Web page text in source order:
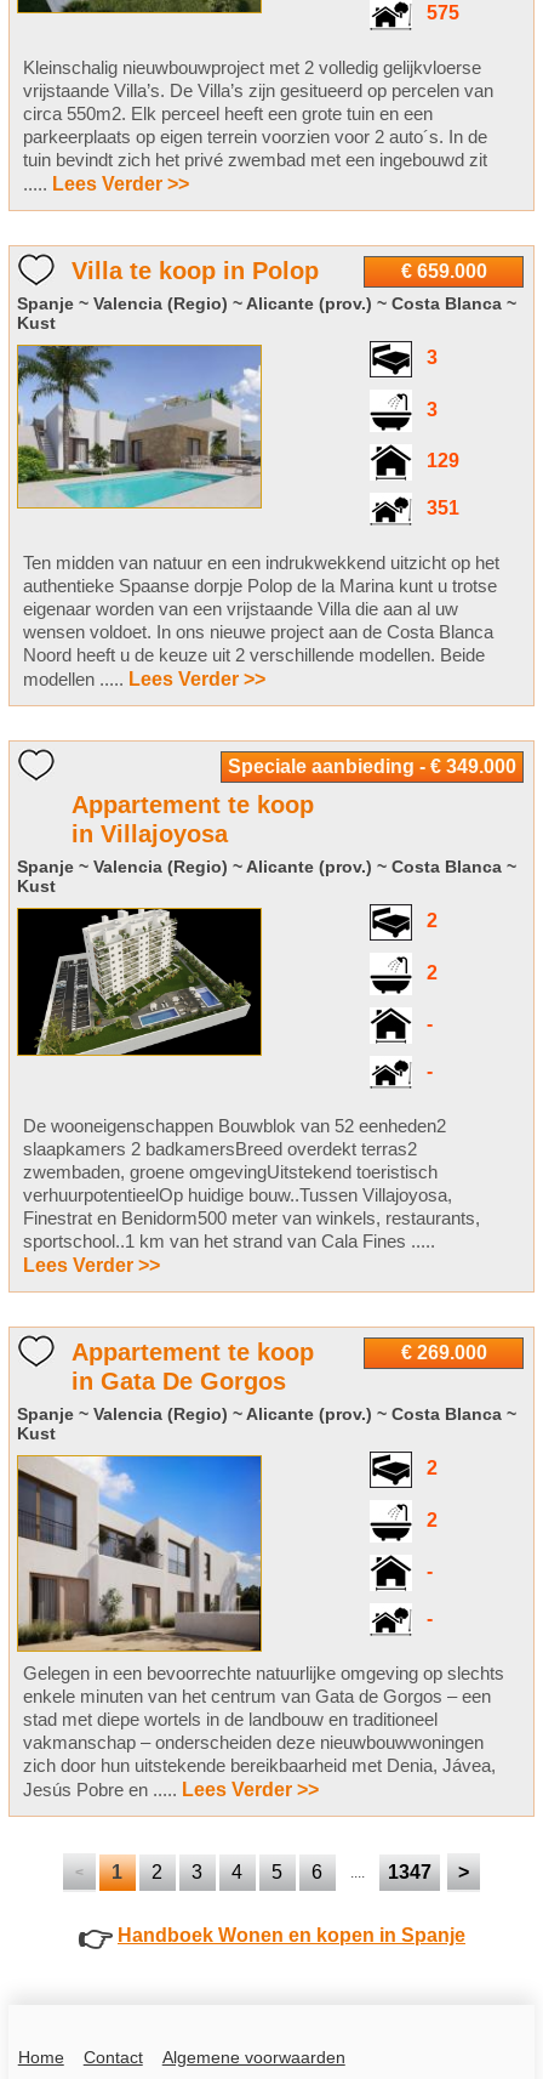
575
Kleinschalig nieuwbouwproject met 2 volledig gelijkvloerse
vrijstaande Villa’s. De Villa’s zijn gesitueerd op percelen van
circa 550m2. Elk perceel heeft een grote tuin en een
parkeerplaats op eigen terrein voorzien voor 2 auto´s. In de
tuin bevindt zich het privé zwembad met een ingebouwd zit
..... Lees Verder >>
€ 659.000
Villa te koop in Polop
Spanje ~ Valencia (Regio) ~ Alicante (prov.) ~ Costa Blanca ~
Kust
3
3
129
351
Ten midden van natuur en een indrukwekkend uitzicht op het
authentieke Spaanse dorpje Polop de la Marina kunt u trotse
eigenaar worden van een vrijstaande Villa die aan al uw
wensen voldoet. In ons nieuwe project aan de Costa Blanca
Noord heeft u de keuze uit 2 verschillende modellen. Beide
modellen ..... Lees Verder >>
Speciale aanbieding - € 349.000
Appartement te koop
in Villajoyosa
Spanje ~ Valencia (Regio) ~ Alicante (prov.) ~ Costa Blanca ~
Kust
2
2
-
-
De wooneigenschappen Bouwblok van 52 eenheden2
slaapkamers 2 badkamersBreed overdekt terras2
zwembaden, groene omgevingUitstekend toeristisch
verhuurpotentieelOp huidige bouw..Tussen Villajoyosa,
Finestrat en Benidorm500 meter van winkels, restaurants,
sportschool..1 km van het strand van Cala Fines .....
Lees Verder >>
€ 269.000
Appartement te koop
in Gata De Gorgos
Spanje ~ Valencia (Regio) ~ Alicante (prov.) ~ Costa Blanca ~
Kust
2
2
-
-
Gelegen in een bevoorrechte natuurlijke omgeving op slechts
enkele minuten van het centrum van Gata de Gorgos – een
stad met diepe wortels in de landbouw en traditioneel
vakmanschap – onderscheiden deze nieuwbouwwoningen
zich door hun uitstekende bereikbaarheid met Denia, Jávea,
Jesús Pobre en ..... Lees Verder >>
< 1 2 3 4 5 6 1347 >
👉 Handboek Wonen en kopen in Spanje
Home Contact
Algemene voorwaarden